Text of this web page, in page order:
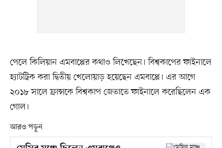
পেলে কিলিয়ান এমবাপ্পের কথাও লিখেছেন। বিশ্বকাপের ফাইনালে
হ্যাটট্রিক করা দ্বিতীয় খেলোয়াড় হয়েছেন এমবাপ্পে। এর আগে
২০১৮ সালে ফ্রান্সকে বিশ্বকাপ জেতাতে ফাইনালে করেছিলেন এক
গোল।
আরও পড়ুন